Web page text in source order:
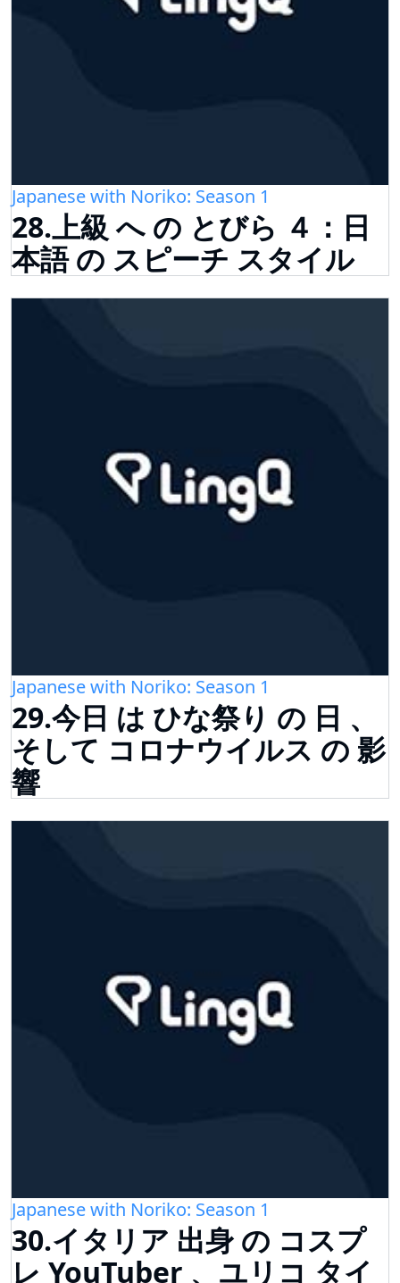
Japanese with Noriko: Season 1
28.上級 へ の とびら ４：日
本語 の スピーチ スタイル
Japanese with Noriko: Season 1
29.今日 は ひな祭り の 日 、
そして コロナウイルス の 影
響
Japanese with Noriko: Season 1
30.イタリア 出身 の コスプ
レ YouTuber 、ユリコ タイ